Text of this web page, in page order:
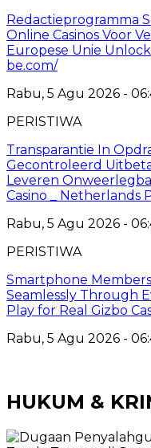
Redactieprogramma
Online Casinos Voor
Europese Unie
be.com/
Rabu, 5 Agu 2026 -
PERISTIWA
Transparantie In
Gecontroleerd
Leveren
Casino _ Netherlands
Rabu, 5 Agu 2026 -
PERISTIWA
Smartphone
Seamlessly Through
Play for Real Gizbo
Rabu, 5 Agu 2026 -
HUKUM &